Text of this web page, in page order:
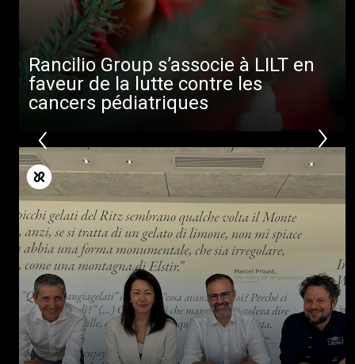
Rancilio Group s’associe à LILT en
faveur de la lutte contre les
cancers pédiatriques